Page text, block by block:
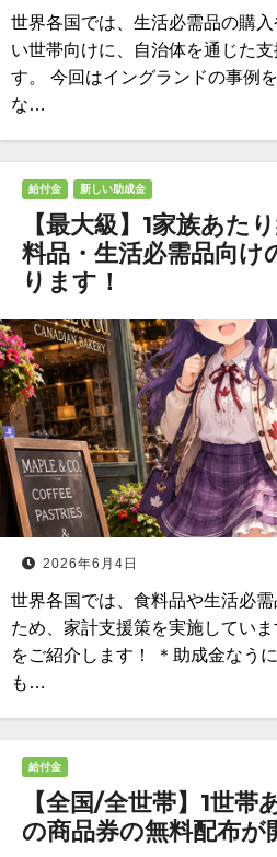
世界各国では、生活必需品の購
い世帯向けに、自治体を通じた
す。 今回はイングランドの事例
な…
給付金 新しい助成金
【最大級】1家族あた
料品・生活必需品向け
ります！
2026年6月4日
世界各国では、食料品や生活必
ため、家計支援策を実施してい
をご紹介します！ ＊助成金なう
も…
給付金
【全国/全世帯】1世
の商品券の無料配布が